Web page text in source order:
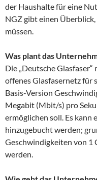
der Haushalte für eine
NGZ gibt einen
müssen.
Was plant das
Die „Deutsche
offenes Glasfasernetz für
Basis-Version
Megabit (Mbit/s) pro
ermöglichen soll. Es
hinzugebucht werden;
Geschwindigkeiten von 1
werden.